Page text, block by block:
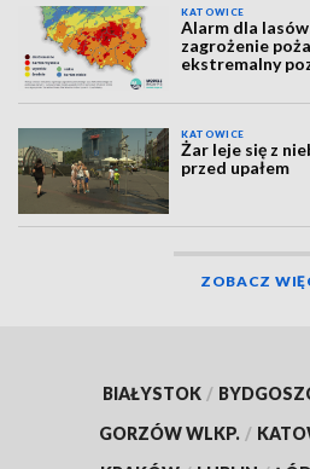
KATOWICE
Alarm dla
zagrożenie
ekstremalny
KATOWICE
Żar leje się z
przed upałem
ZOBACZ
BIAŁYSTOK /
GORZÓW WLKP. /